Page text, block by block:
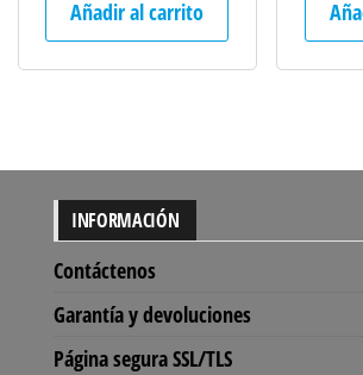
Añadir al carrito
INFORMACIÓN
Contáctenos
Garantía y devoluciones
Página segura SSL/TLS